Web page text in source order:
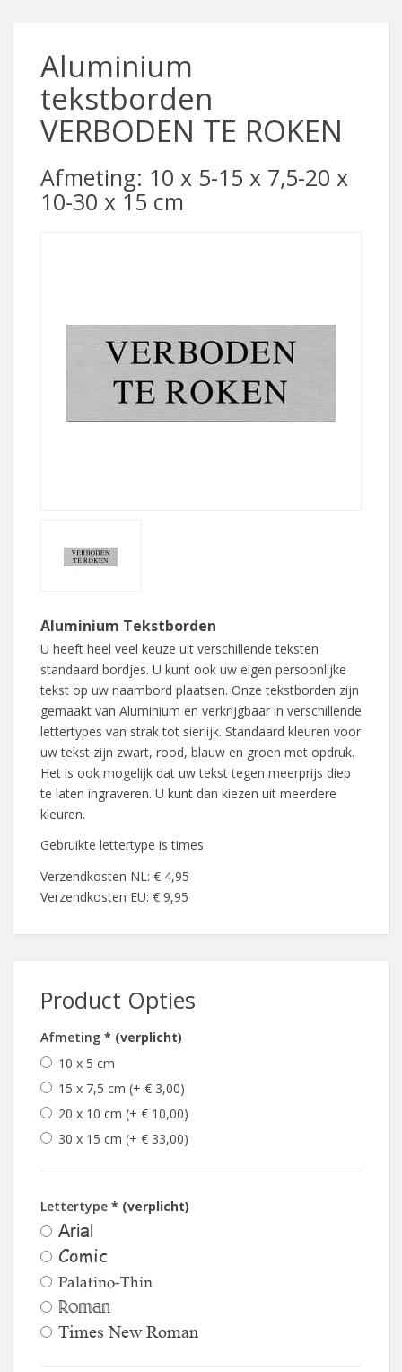
Aluminium
tekstborden
VERBODEN TE ROKEN
Afmeting: 10 x 5-15 x 7,5-20 x
10-30 x 15 cm
Aluminium Tekstborden
U heeft heel veel keuze uit verschillende teksten
standaard bordjes. U kunt ook uw eigen persoonlijke
tekst op uw naambord plaatsen. Onze tekstborden zijn
gemaakt van Aluminium en verkrijgbaar in verschillende
lettertypes van strak tot sierlijk. Standaard kleuren voor
uw tekst zijn zwart, rood, blauw en groen met opdruk.
Het is ook mogelijk dat uw tekst tegen meerprijs diep
te laten ingraveren. U kunt dan kiezen uit meerdere
kleuren.
Gebruikte lettertype is times
Verzendkosten NL: € 4,95
Verzendkosten EU: € 9,95
Product Opties
Afmeting * (verplicht)
10 x 5 cm
15 x 7,5 cm (+ € 3,00)
20 x 10 cm (+ € 10,00)
30 x 15 cm (+ € 33,00)
Lettertype * (verplicht)
Arial
Comic
Palatino-Thin
Roman
Times New Roman